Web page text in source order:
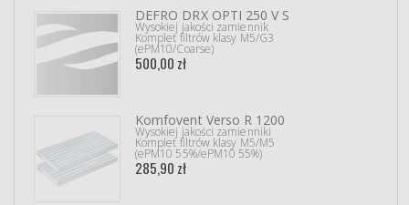
DEFRO DRX OPTI 250 V S
Wysokiej jakości zamiennik
Komplet filtrów klasy M5/G3
(ePM10/Coarse)
500,00 zł
Komfovent Verso R 1200
Wysokiej jakości zamienniki
Komplet filtrów klasy M5/M5
(ePM10 55%/ePM10 55%)
285,90 zł